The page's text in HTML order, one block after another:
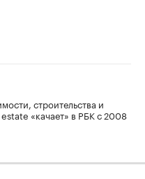
строительства и
«качает» в РБК с 2008